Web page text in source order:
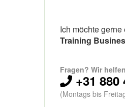
Ich möchte
Training
Fragen? Wir
+31 880
(Montags bis